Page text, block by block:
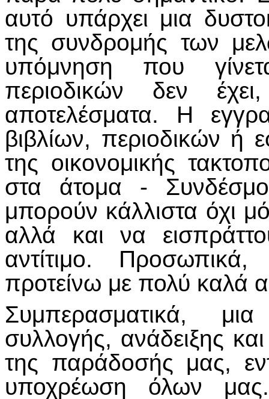
αυτό υπάρχει μια
της συνδρομής των
υπόμνηση που
περιοδικών δεν
αποτελέσματα. Η
βιβλίων, περιοδικών ή
της οικονομικής
στα άτομα -
μπορούν κάλλιστα όχι
αλλά και να
αντίτιμο.
προτείνω με πολύ καλά
Συμπερασματικά,
συλλογής, ανάδειξης
της παράδοσής μας,
υποχρέωση όλων